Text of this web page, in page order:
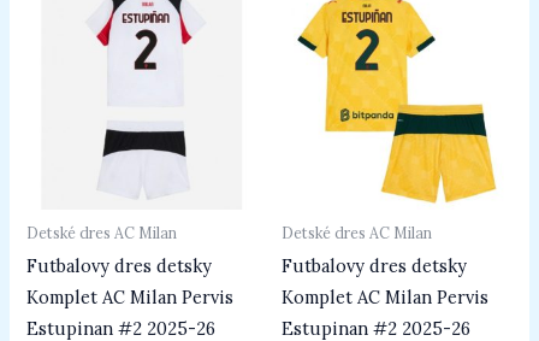
Detské dres AC Milan
Futbalovy dres detsky
Komplet AC Milan Pervis
Estupinan #2 2025-26
Detské dres AC Milan
Futbalovy dres detsky
Komplet AC Milan Pervis
Estupinan #2 2025-26